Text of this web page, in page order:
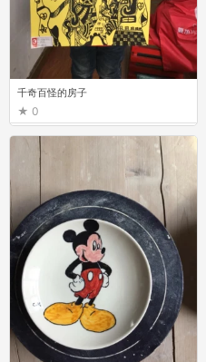
千奇百怪的房子
0